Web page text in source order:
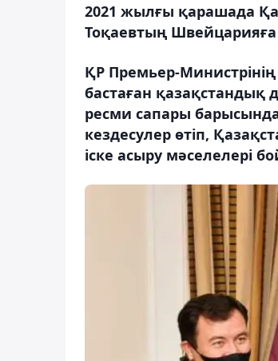
2021 жылғы қарашада
Тоқаевтың Швейцарияға
ҚР Премьер-
бастаған
ресми сапары
кездесулер өтіп,
іске асыру мәселелері